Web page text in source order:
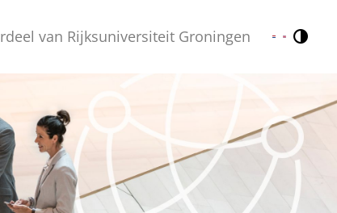
van Rijksuniversiteit Groningen Nederlands
English